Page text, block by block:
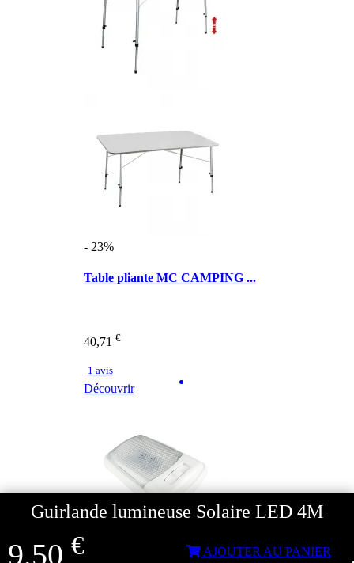
- 23%
Table pliante MC CAMPING ...
40,71 €
1 avis
Découvrir
Guirlande lumineuse Solaire LED 4M
9,50 € AJOUTER AU PANIER